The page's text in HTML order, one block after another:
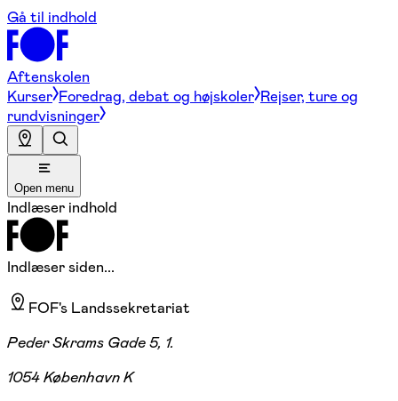
Gå til indhold
Aftenskolen
Kurser Foredrag, debat og højskoler Rejser, ture og
rundvisninger
Open menu
Indlæser indhold
Indlæser siden...
FOF's Landssekretariat
Peder Skrams Gade 5, 1.
1054 København K